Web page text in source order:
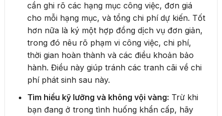
cần ghi rõ các hạng mục công việc, đơn giá
cho mỗi hạng mục, và tổng chi phí dự kiến. Tốt
hơn nữa là ký một hợp đồng dịch vụ đơn giản,
trong đó nêu rõ phạm vi công việc, chi phí,
thời gian hoàn thành và các điều khoản bảo
hành. Điều này giúp tránh các tranh cãi về chi
phí phát sinh sau này.
Tìm hiểu kỹ lưỡng và không vội vàng: Trừ khi
bạn đang ở trong tình huống khẩn cấp, hãy